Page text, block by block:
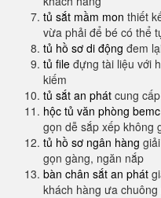
tủ sắt mầm mon thiết
vừa phải để bé có thể
tủ hồ sơ di động đem
tủ file đựng tài liệu với
kiếm
tủ sắt an phát cung
hộc tủ văn phòng bemc
gọn dễ sắp xếp không
tủ hồ sơ ngân hàng
gọn gàng, ngăn nắp
bàn chân sắt an phát
khách hàng ưa chuông